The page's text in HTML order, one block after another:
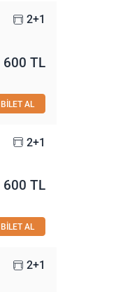
2+1
600 TL
BİLET AL
2+1
600 TL
BİLET AL
2+1